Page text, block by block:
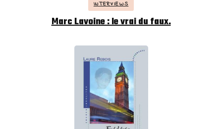
INTERVIEWS
Marc Lavoine : le vrai du faux.